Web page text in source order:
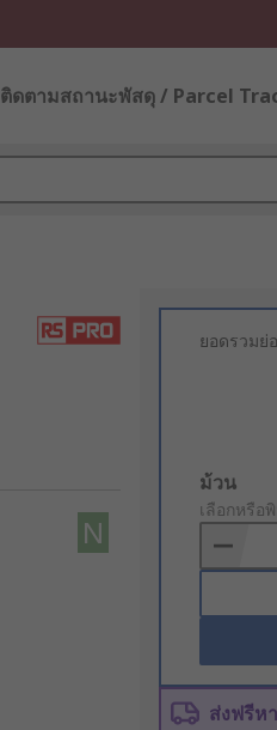
ติดตามสถานะพัสดุ / Parcel
N
ยอดรวมย่
Add
to
Basket
ม้วน
เลือกหรือ
ส่งฟรีห